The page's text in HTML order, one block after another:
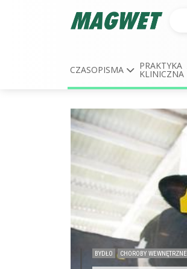
CZASOPISMA PRAKTYKA
KLINICZNA
BYDŁO CHOROBY WEWNĘTRZNE